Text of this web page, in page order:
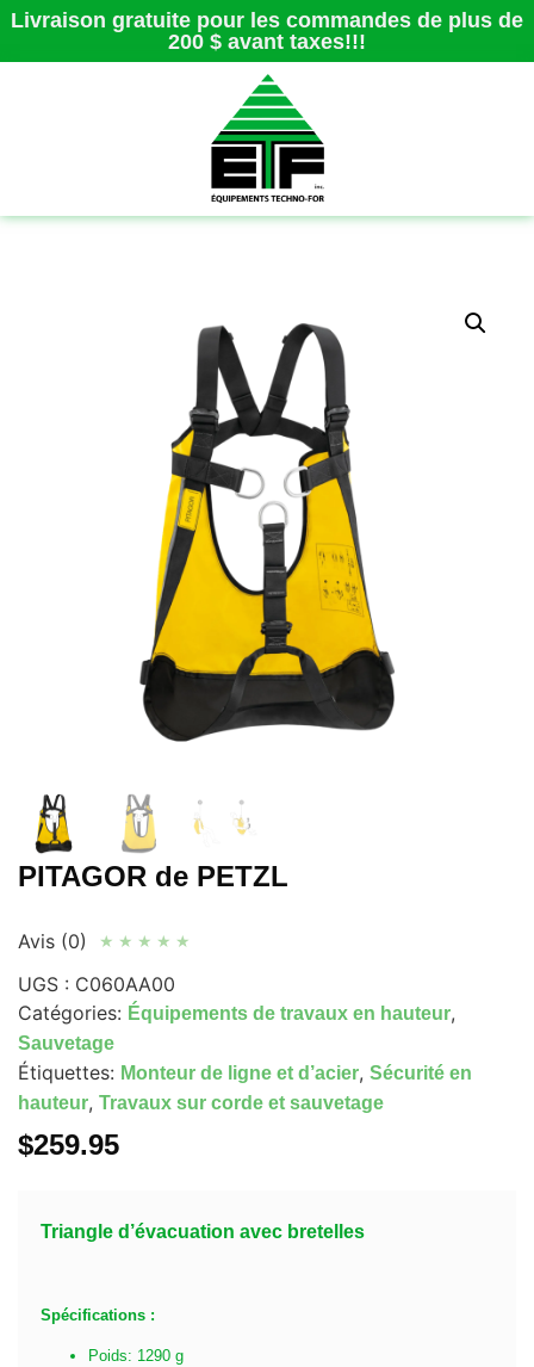
Livraison gratuite pour les commandes de plus de
200 $ avant taxes!!!
PITAGOR de PETZL
Avis (0) ★ ★ ★ ★ ★
UGS : C060AA00
Catégories: Équipements de travaux en hauteur,
Sauvetage
Étiquettes: Monteur de ligne et d’acier, Sécurité en
hauteur, Travaux sur corde et sauvetage
$259.95
Triangle d’évacuation avec bretelles
Spécifications :
Poids: 1290 g